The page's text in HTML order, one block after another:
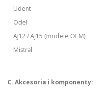
Udent
Odel
AJ12 / AJ15 (modele OEM)
Mistral
C. Akcesoria i komponenty: